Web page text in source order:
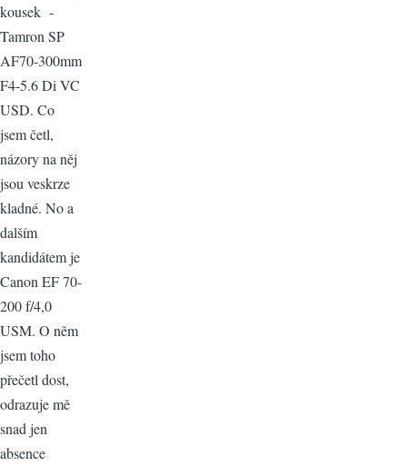
kousek -
Tamron SP
AF70-300mm
F4-5.6 Di VC
USD. Co
jsem četl,
názory na něj
jsou veskrze
kladné. No a
dalším
kandidátem je
Canon EF 70-
200 f/4,0
USM. O něm
jsem toho
přečetl dost,
odrazuje mě
snad jen
absence